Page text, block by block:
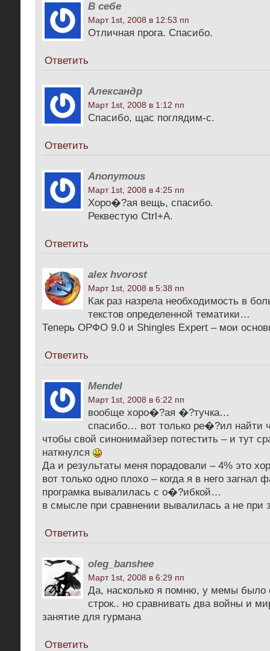
В себе
Март 1st, 2008 в 12:53 пп
Отличная прога. Спасибо.
Ответить
Александр
Март 1st, 2008 в 1:12 пп
Спасибо, щас поглядим-с.
Ответить
Anonymous
Март 1st, 2008 в 4:25 пп
Хоро�?ая вещь, спасибо.
Реквестую Ctrl+A.
Ответить
alex hvorost
Март 1st, 2008 в 5:38 пп
Как раз назрела необходимость в
текстов определенной тематики…
Теперь ОРФО 9.0 и Shingles Expert – мои
Ответить
Mendel
Март 1st, 2008 в 6:22 пп
вообще хоро�?ая �?тучка…
спасибо… вот только ре�?ил найти
чтобы свой синонимайзер потестить – и тут
наткнулся
Да и результаты меня порадовали – 4% это
вот только одно плохо – когда я в него загнал
програмка вывалилась с о�?ибкой…
в смысле при сравнении вывалилась а не при
Ответить
oleg_banshee
Март 1st, 2008 в 6:29 пп
Да, насколько я помню, у мемы было
строк.. но сравнивать два войны и
занятие для гурмана
Ответить